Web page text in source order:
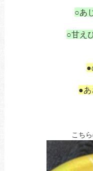
○あ
○甘え
●
こち